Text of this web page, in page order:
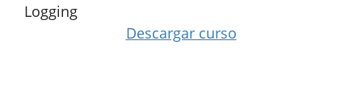
Logging
Descargar curso